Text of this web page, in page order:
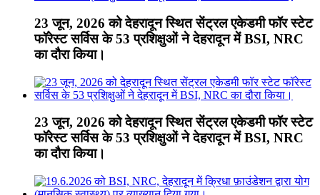
23 जून, 2026 को देहरादून स्थित सेंट्रल एकेडमी फॉर स्टेट
फॉरेस्ट सर्विस के 53 प्रशिक्षुओं ने देहरादून में BSI, NRC
का दौरा किया।
23 जून, 2026 को देहरादून स्थित सेंट्रल एकेडमी फॉर स्टेट
फॉरेस्ट सर्विस के 53 प्रशिक्षुओं ने देहरादून में BSI, NRC
का दौरा किया।